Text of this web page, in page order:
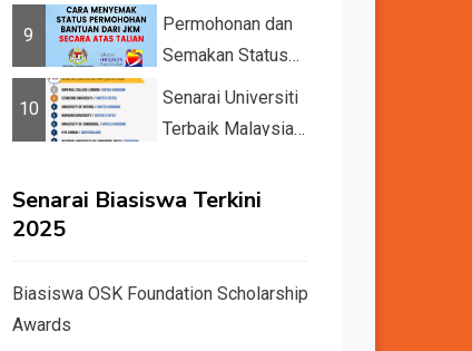
Recruitment
9
Permohonan dan
Semakan Status
11 Kategori
Bantuan JKM
10
Senarai Universiti
Terbaik Malaysia
2026 &#82...
Senarai Biasiswa Terkini
2025
Biasiswa OSK Foundation Scholarship
Awards